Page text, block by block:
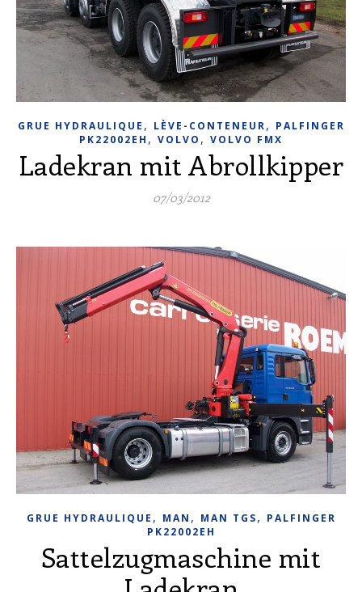
GRUE HYDRAULIQUE , LÈVE-CONTENEUR, PALFINGER
PK22002EH , VOLVO , VOLVO FMX
Ladekran mit Abrollkipper
07/03/2012
GRUE HYDRAULIQUE , MAN , MAN TGS, PALFINGER
PK22002EH
Sattelzugmaschine mit